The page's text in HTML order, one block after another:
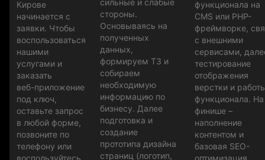
Кирове
начинается с
заявки. Чтобы
воспользоваться
нашими
услугами и
заказать
веб-приложение
под ключ,
оставьте запрос
в любой форме,
позвоните по
телефону или
воспользуйтесь
стороны.
Основываясь на
полученных
данных,
формируем ТЗ и
собираем
необходимую
информацию по
бизнесу. Далее
подготовка и
создание
прототипа дизайна
страниц (логотип,
функционала на
CMS или PHP-
фреймворке,
с внешними
сервисами,
тестирование
отображения
верстки и
функционала. На
финише –
наполнение
контентом и
базовая SEO-
оптимизация.